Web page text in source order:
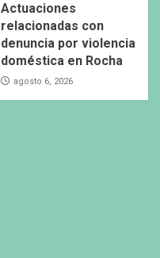
Actuaciones
relacionadas con
denuncia por violencia
doméstica en Rocha
agosto 6, 2026